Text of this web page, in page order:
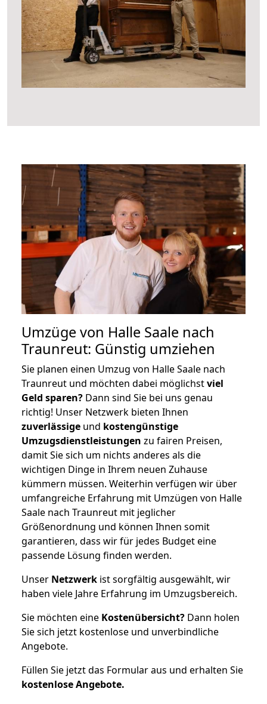
Umzüge von Halle Saale nach
Traunreut: Günstig umziehen
Sie planen einen Umzug von Halle Saale nach
Traunreut und möchten dabei möglichstviel
Geld sparen? Dann sind Sie bei uns genau
richtig! Unser Netzwerk bieten Ihnen
zuverlässige und kostengünstige
Umzugsdienstleistungen zu fairen Preisen,
damit Sie sich um nichts anderes als die
wichtigen Dinge in Ihrem neuen Zuhause
kümmern müssen. Weiterhin verfügen wir über
umfangreiche Erfahrung mit Umzügen von Halle
Saale nach Traunreut mit jeglicher
Größenordnung und können Ihnen somit
garantieren, dass wir für jedes Budget eine
passende Lösung finden werden.
Unser Netzwerk ist sorgfältig ausgewählt, wir
haben viele Jahre Erfahrung im Umzugsbereich.
Sie möchten eine Kostenübersicht? Dann holen
Sie sich jetzt kostenlose und unverbindliche
Angebote.
Füllen Sie jetzt das Formular aus und erhalten Sie
kostenloseAngebote.